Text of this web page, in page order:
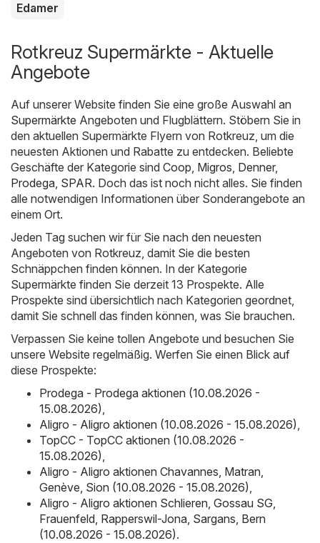
Edamer
Rotkreuz Supermärkte - Aktuelle
Angebote
Auf unserer Website finden Sie eine große Auswahl an
Supermärkte Angeboten und Flugblättern. Stöbern Sie in
den aktuellen Supermärkte Flyern von Rotkreuz, um die
neuesten Aktionen und Rabatte zu entdecken. Beliebte
Geschäfte der Kategorie sind Coop, Migros, Denner,
Prodega, SPAR. Doch das ist noch nicht alles. Sie finden
alle notwendigen Informationen über Sonderangebote an
einem Ort.
Jeden Tag suchen wir für Sie nach den neuesten
Angeboten von Rotkreuz, damit Sie die besten
Schnäppchen finden können. In der Kategorie
Supermärkte finden Sie derzeit 13 Prospekte. Alle
Prospekte sind übersichtlich nach Kategorien geordnet,
damit Sie schnell das finden können, was Sie brauchen.
Verpassen Sie keine tollen Angebote und besuchen Sie
unsere Website regelmäßig. Werfen Sie einen Blick auf
diese Prospekte:
Prodega - Prodega aktionen (10.08.2026 -
15.08.2026),
Aligro - Aligro aktionen (10.08.2026 - 15.08.2026),
TopCC - TopCC aktionen (10.08.2026 -
15.08.2026),
Aligro - Aligro aktionen Chavannes, Matran,
Genève, Sion (10.08.2026 - 15.08.2026),
Aligro - Aligro aktionen Schlieren, Gossau SG,
Frauenfeld, Rapperswil-Jona, Sargans, Bern
(10.08.2026 - 15.08.2026).